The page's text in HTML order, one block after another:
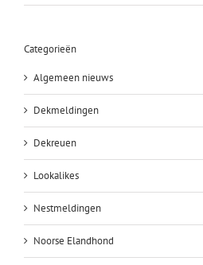
Categorieën
Algemeen nieuws
Dekmeldingen
Dekreuen
Lookalikes
Nestmeldingen
Noorse Elandhond